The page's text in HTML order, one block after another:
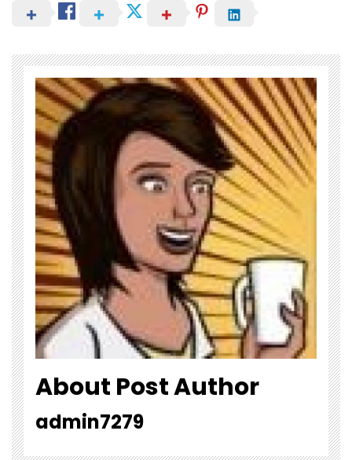
About Post Author
admin7279